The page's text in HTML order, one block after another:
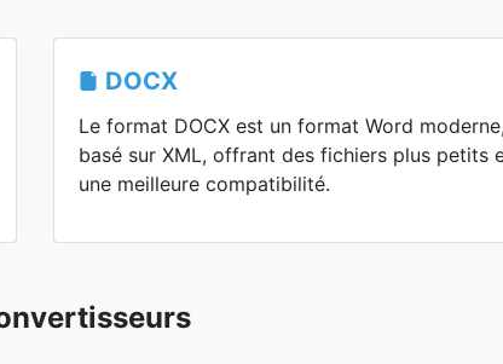
DOCX
Le format DOCX est un format Word moderne,
basé sur XML, offrant des fichiers plus petits
une meilleure compatibilité.